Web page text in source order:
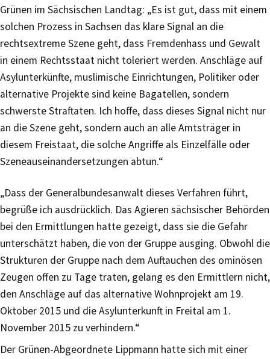
Grünen im Sächsischen Landtag: „Es ist gut, dass mit einem
solchen Prozess in Sachsen das klare Signal an die
rechtsextreme Szene geht, dass Fremdenhass und Gewalt
in einem Rechtsstaat nicht toleriert werden. Anschläge auf
Asylunterkünfte, muslimische Einrichtungen, Politiker oder
alternative Projekte sind keine Bagatellen, sondern
schwerste Straftaten. Ich hoffe, dass dieses Signal nicht nur
an die Szene geht, sondern auch an alle Amtsträger in
diesem Freistaat, die solche Angriffe als Einzelfälle oder
Szeneauseinandersetzungen abtun.“
„Dass der Generalbundesanwalt dieses Verfahren führt,
begrüße ich ausdrücklich. Das Agieren sächsischer Behörden
bei den Ermittlungen hatte gezeigt, dass sie die Gefahr
unterschätzt haben, die von der Gruppe ausging. Obwohl die
Strukturen der Gruppe nach dem Auftauchen des ominösen
Zeugen offen zu Tage traten, gelang es den Ermittlern nicht,
den Anschläge auf das alternative Wohnprojekt am 19.
Oktober 2015 und die Asylunterkunft in Freital am 1.
November 2015 zu verhindern.“
Der Grünen-Abgeordnete Lippmann hatte sich mit einer